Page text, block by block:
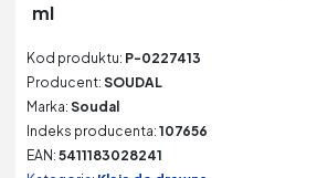
ml
Kod produktu: P-0227413
Producent: SOUDAL
Marka: Soudal
Indeks producenta: 107656
EAN: 5411183028241